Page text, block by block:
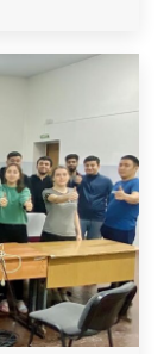
у
с целью
к
куратором
и